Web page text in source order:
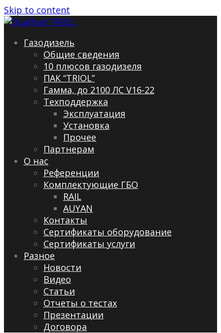
Skip to content
Газодизель
Общие сведения
10 плюсов газодизеля
ПАК “TRIOL”
Гамма, до 2100 ЛС V16-22
Техподдержка
Эксплуатация
Установка
Прочее
Партнерам
О нас
Референции
Комплектующие ГБО
RAIL
AUYAN
Контакты
Сертификаты оборудование
Сертификаты услуги
Разное
Новости
Видео
Cтатьи
Отчеты о тестах
Презентации
Договора